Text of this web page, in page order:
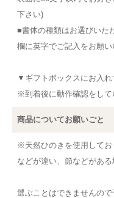
下さい)
■書体の種類はお選びいた
欄に英字でご記入をお願い
▼ギフトボックスにお入
※到着後に動作確認をし
商品についてお願いごと
※天然ひのきを使用して
などが違い、節などがある
選ぶことはできませんの